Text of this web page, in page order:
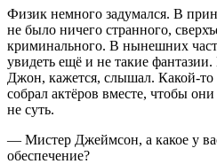
Физик немного задумался. В
не было ничего странного,
криминального. В нынешних
увидеть ещё и не такие
Джон, кажется, слышал. Какой-то
собрал актёров вместе, чтобы
не суть.
— Мистер Джеймсон, а какое у
обеспечение?